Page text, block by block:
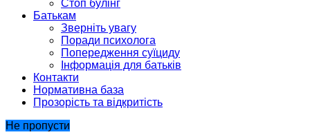
Стоп булінг
Батькам
Зверніть увагу
Поради психолога
Попередження суїциду
Інформація для батьків
Контакти
Нормативна база
Прозорість та відкритість
Не пропусти